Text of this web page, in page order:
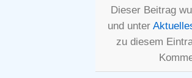
Dieser Beitrag
und unter
zu diesem